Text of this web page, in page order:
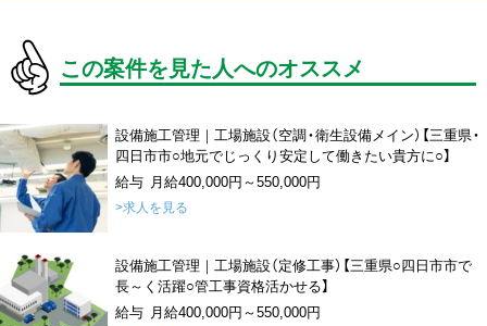
この案件を見た人へのオススメ
設備施工管理｜工場施設（空調・衛生設備メイン）【三重県・
四日市市○地元でじっくり安定して働きたい貴方に○】
給与 月給400,000円～550,000円
>求人を見る
設備施工管理｜工場施設（定修工事）【三重県○四日市市で
長～く活躍○管工事資格活かせる】
給与 月給400,000円～550,000円